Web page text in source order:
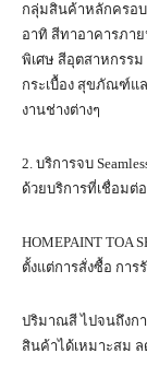
กลุ่มสินค้าหลักครอบ
อาทิ สีทาอาคารภา
พิเศษ สีอุตสาหกรร
กระเบื้อง สุขภัณฑ์แ
งานช่างต่างๆ
2. บริการจบ
ด้วยบริการที่เชื่อมต่
HOMEPAINT TOA
ตั้งแต่การสั่งซื้อ กา
ปริมาณสี ไปจนถึงก
สินค้าได้เหมาะสม